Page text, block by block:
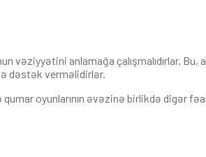
vəziyyətini anlamağa çalışmalıdırlar.
dəstək verməlidirlər.
oyunlarının əvəzinə birlikdə digər